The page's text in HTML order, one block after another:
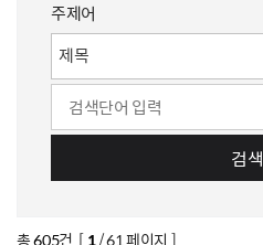
주제어
검색
총605건 [ 1/ 61 페이지 ]